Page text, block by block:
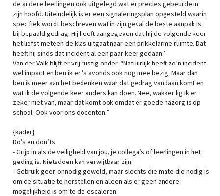
de andere leerlingen ook uitgelegd wat er precies gebeurde in
zijn hoofd. Uiteindelijk is er een signaleringsplan opgesteld waarin
specifiek wordt beschreven wat in zijn geval de beste aanpak is
bij bepaald gedrag. Hij heeft aangegeven dat hij de volgende keer
het liefst meteen de klas uitgaat naar een prikkelarme ruimte. Dat
heeft hij sinds dat incident al een paar keer gedaan.”
Van der Valk blijft er vrij rustig onder. “Natuurlijk heeft zo’n incident
wel impact en ben ik er ’s avonds ook nog mee bezig. Maar dan
ben ik meer aan het bedenken waar dat gedrag vandaan komt en
wat ik de volgende keer anders kan doen. Nee, wakker lig ik er
zeker niet van, maar dat komt ook omdat er goede nazorg is op
school. Ook voor ons docenten.”
{kader}
Do’s en don’ts
- Grijp in als de veiligheid van jou, je collega’s of leerlingen in het
geding is. Nietsdoen kan verwijtbaar zijn.
- Gebruik geen onnodig geweld, maar slechts die mate die nodig is
om de situatie te herstellen en alleen als er geen andere
mogelijkheid is om te de-escaleren.